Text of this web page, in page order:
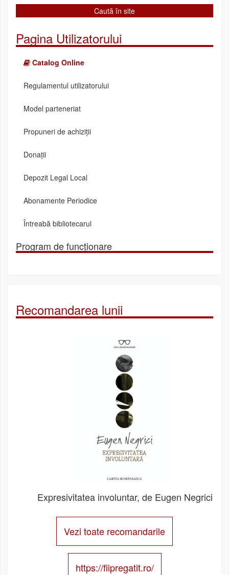
Pagina Utilizatorului
Catalog Online
Regulamentul utilizatorului
Model parteneriat
Propuneri de achiziții
Donații
Depozit Legal Local
Abonamente Periodice
Întreabă bibliotecarul
Program de funcționare
Recomandarea lunii
Expresivitatea involuntar, de Eugen Negrici
Vezi toate recomandarile
https://fiipregatit.ro/